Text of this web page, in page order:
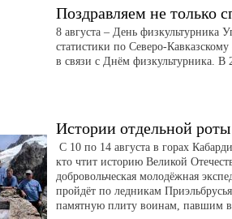
Поздравляем не только
8 августа – День физкультурника
статистики по Северо-
в связи с Днём физкультурника. В
Истории отдельной
С 10 по 14 августа в горах
кто чтит историю Великой
добровольческая молодёжная
пройдёт по ледникам
памятную плиту воинам, павшим